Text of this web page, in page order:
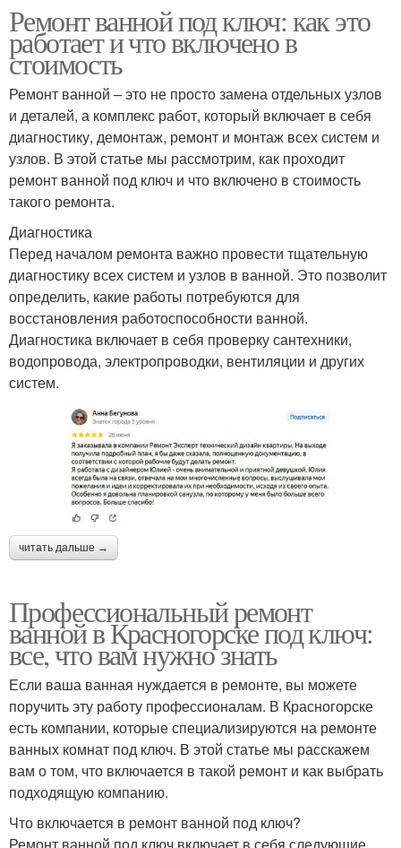
Ремонт ванной под ключ: как это
работает и что включено в
стоимость
Ремонт ванной – это не просто замена отдельных узлов
и деталей, а комплекс работ, который включает в себя
диагностику, демонтаж, ремонт и монтаж всех систем и
узлов. В этой статье мы рассмотрим, как проходит
ремонт ванной под ключ и что включено в стоимость
такого ремонта.
Диагностика
Перед началом ремонта важно провести тщательную
диагностику всех систем и узлов в ванной. Это позволит
определить, какие работы потребуются для
восстановления работоспособности ванной.
Диагностика включает в себя проверку сантехники,
водопровода, электропроводки, вентиляции и других
систем.
читать дальше →
Профессиональный ремонт
ванной в Красногорске под ключ:
все, что вам нужно знать
Если ваша ванная нуждается в ремонте, вы можете
поручить эту работу профессионалам. В Красногорске
есть компании, которые специализируются на ремонте
ванных комнат под ключ. В этой статье мы расскажем
вам о том, что включается в такой ремонт и как выбрать
подходящую компанию.
Что включается в ремонт ванной под ключ?
Ремонт ванной под ключ включает в себя следующие